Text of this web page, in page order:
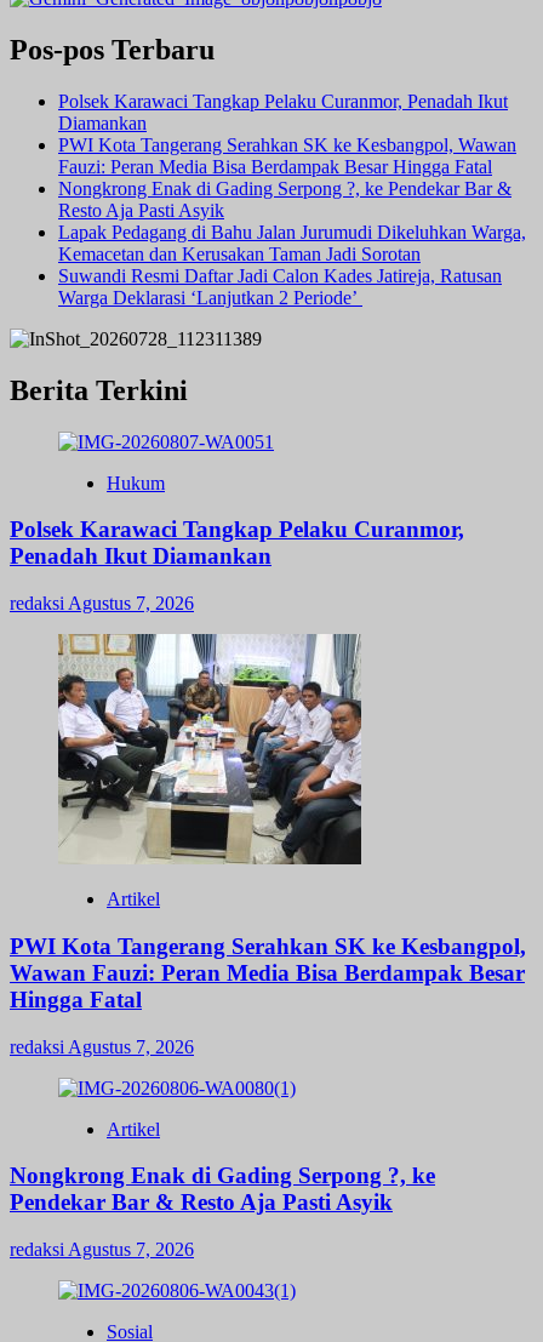
Pos-pos Terbaru
Polsek Karawaci Tangkap Pelaku Curanmor, Penadah Ikut
Diamankan
PWI Kota Tangerang Serahkan SK ke Kesbangpol, Wawan
Fauzi: Peran Media Bisa Berdampak Besar Hingga Fatal
Nongkrong Enak di Gading Serpong ?, ke Pendekar Bar &
Resto Aja Pasti Asyik
Lapak Pedagang di Bahu Jalan Jurumudi Dikeluhkan Warga,
Kemacetan dan Kerusakan Taman Jadi Sorotan
Suwandi Resmi Daftar Jadi Calon Kades Jatireja, Ratusan
Warga Deklarasi ‘Lanjutkan 2 Periode’
Berita Terkini
Hukum
Polsek Karawaci Tangkap Pelaku Curanmor,
Penadah Ikut Diamankan
redaksi Agustus 7, 2026
Artikel
PWI Kota Tangerang Serahkan SK ke Kesbangpol,
Wawan Fauzi: Peran Media Bisa Berdampak Besar
Hingga Fatal
redaksi Agustus 7, 2026
Artikel
Nongkrong Enak di Gading Serpong ?, ke
Pendekar Bar & Resto Aja Pasti Asyik
redaksi Agustus 7, 2026
Sosial